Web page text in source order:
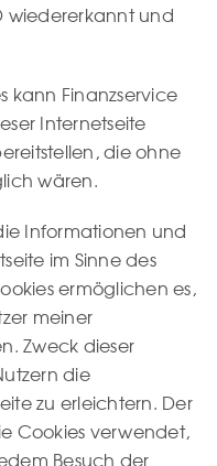
wiedererkannt und
kann Finanzservice
Internetseite
die ohne
wären.
Informationen und
im Sinne des
ermöglichen es,
meiner
Zweck dieser
die
zu erleichtern. Der
Cookies verwendet,
Besuch der